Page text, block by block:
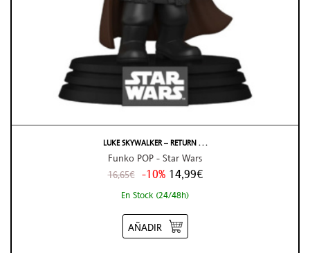
LUKE SKYWALKER – RETURN . . .
Funko POP - Star Wars
16,65€ -10% 14,99€
En Stock (24/48h)
AÑADIR